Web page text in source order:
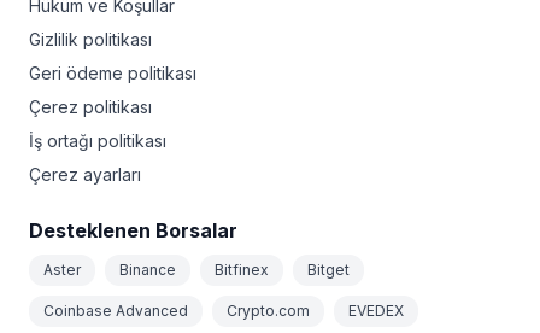
Hüküm ve Koşullar
Gizlilik politikası
Geri ödeme politikası
Çerez politikası
İş ortağı politikası
Çerez ayarları
Desteklenen Borsalar
Aster Binance Bitfinex Bitget
Coinbase Advanced Crypto.com EVEDEX